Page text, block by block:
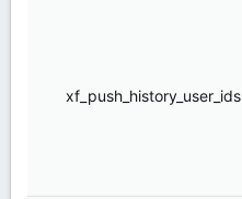
xf_push_history_user_ids